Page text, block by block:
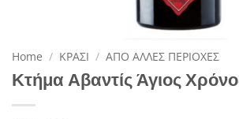
Home / ΚΡΑΣΙ / ΑΠΟ ΑΛΛΕΣ ΠΕΡΙΟΧΕΣ
Κτήμα Αβαντίς Άγιος